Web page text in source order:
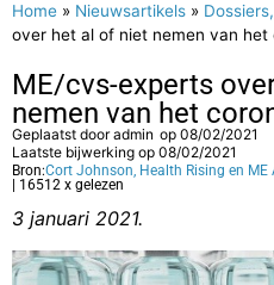
Home » Nieuwsartikels »
over het al of niet nemen van het
ME/cvs-experts
nemen van het
Geplaatst dooradmin op 08/02/2021
Laatste bijwerking op 08/02/2021
Bron:Cort Johnson, Health Rising en ME
| 16512 x gelezen
3 januari 2021.